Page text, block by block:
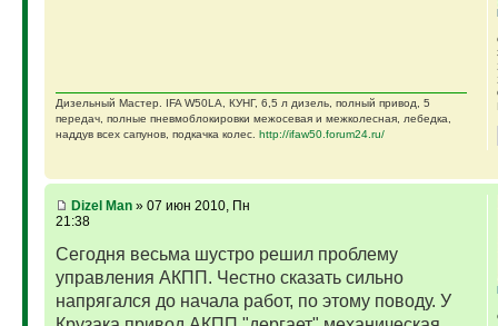
Дизельный Мастер. IFA W50LA, КУНГ, 6,5 л дизель, полный привод, 5
передач, полные пневмоблокировки межосевая и межколесная, лебедка,
наддув всех сапунов, подкачка колес. http://ifaw50.forum24.ru/
Dizel Man» 07 июн 2010, Пн
21:38
Сегодня весьма шустро решил проблему
управления АКПП. Честно сказать сильно
напрягался до начала работ, по этому поводу. У